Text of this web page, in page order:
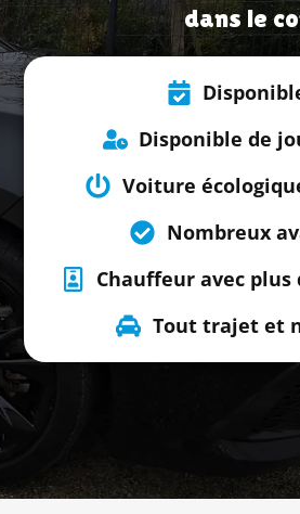
dans le
Disponible de
Voiture
Nombreux
Chauffeur avec plus
Tout trajet et